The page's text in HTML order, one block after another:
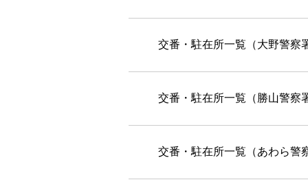
交番・駐在所一覧（大野警察
交番・駐在所一覧（勝山警察
交番・駐在所一覧（あわら警